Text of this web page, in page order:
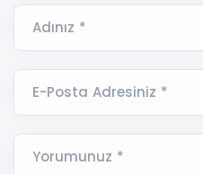
Adınız *
E-Posta Adresiniz *
Yorumunuz *